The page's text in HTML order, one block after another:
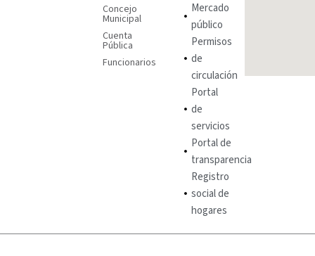
Concejo
Municipal
Cuenta
Pública
Funcionarios
Mercado
público
Permisos
de
circulación
Portal
de
servicios
Portal de
transparencia
Registro
social de
hogares